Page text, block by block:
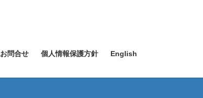
お問合せ 個人情報保護方針 English